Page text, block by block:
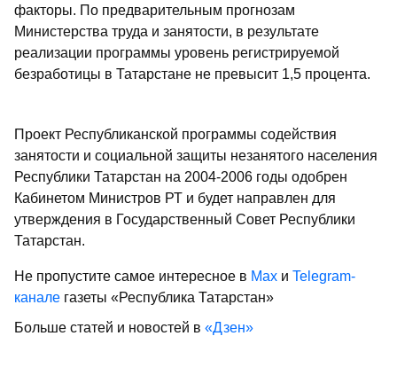
факторы. По предварительным прогнозам
Министерства труда и занятости, в результате
реализации программы уровень регистрируемой
безработицы в Татарстане не превысит 1,5 процента.
Проект Республиканской программы содействия
занятости и социальной защиты незанятого населения
Республики Татарстан на 2004-2006 годы одобрен
Кабинетом Министров РТ и будет направлен для
утверждения в Государственный Совет Республики
Татарстан.
Не пропустите самое интересное в Max и Telegram-
канале газеты «Республика Татарстан»
Больше статей и новостей в «Дзен»